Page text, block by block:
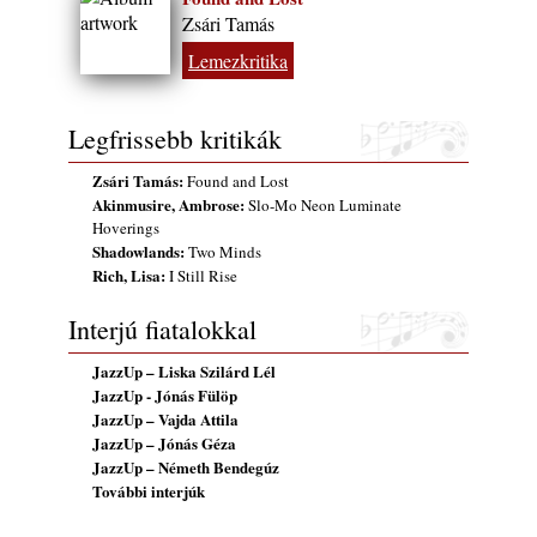
2026. augusztus 01.
2026-os jazzfesztiválok, amelyekről én is
tudok… 18. rész: Zempléni Fesztivál
2026. augusztus 01.
Jazz-rock albumok 1986-ból - John Scofield
„Still Warm”
2026. augusztus 01.
Ma 40 éves Gyarmati Gábor és 54 éves
Florian Ross
Vér, tornádó és jazz – megjelent a Daveform
Quintet és Kurt Rosenwinkel közös
lemezének új előfutára, a Sharknado
2026. július 31.
A Grencsoport Lewis Jordan-nel a
Meseházban
2026. július 31.
Zsári Tamás
Lemezkritika
Legfrissebb kritikák
Zsári Tamás:Found and Lost
Akinmusire, Ambrose:Slo-Mo Neon Luminate
Hoverings
Shadowlands:Two Minds
Rich, Lisa:I Still Rise
Interjú fiatalokkal
JazzUp – Liska Szilárd Lél
JazzUp - Jónás Fülöp
JazzUp – Vajda Attila
JazzUp – Jónás Géza
JazzUp – Németh Bendegúz
További interjúk